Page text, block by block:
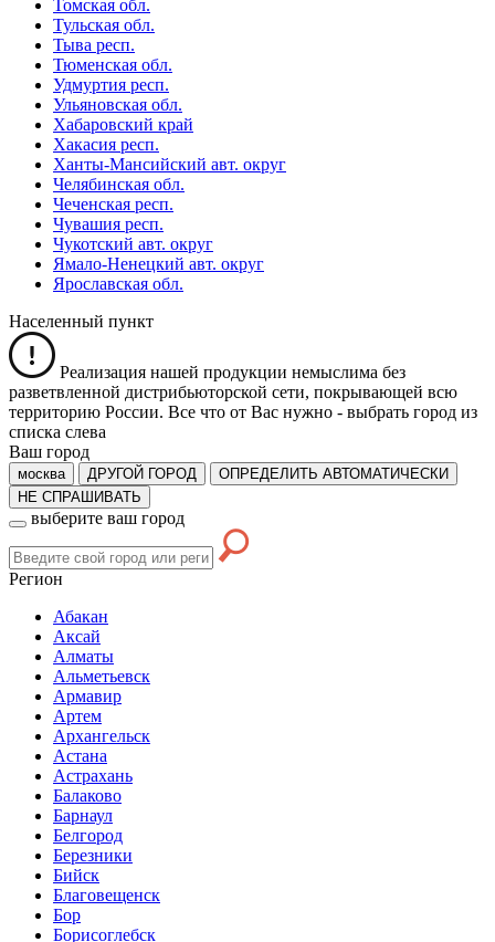
Томская обл.
Тульская обл.
Тыва респ.
Тюменская обл.
Удмуртия респ.
Ульяновская обл.
Хабаровский край
Хакасия респ.
Ханты-Мансийский авт. округ
Челябинская обл.
Чеченская респ.
Чувашия респ.
Чукотский авт. округ
Ямало-Ненецкий авт. округ
Ярославская обл.
Населенный пункт
Реализация нашей продукции немыслима без
разветвленной дистрибьюторской сети, покрывающей всю
территорию России. Все что от Вас нужно - выбрать город из
списка слева
Ваш город
москва ДРУГОЙ ГОРОД
ОПРЕДЕЛИТЬ АВТОМАТИЧЕСКИ
НЕ СПРАШИВАТЬ
выберите ваш город
Регион
Абакан
Аксай
Алматы
Альметьевск
Армавир
Артем
Архангельск
Астана
Астрахань
Балаково
Барнаул
Белгород
Березники
Бийск
Благовещенск
Бор
Борисоглебск